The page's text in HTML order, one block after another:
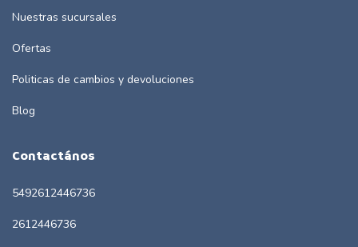
Nuestras sucursales
Ofertas
Politicas de cambios y devoluciones
Blog
Contactános
5492612446736
2612446736